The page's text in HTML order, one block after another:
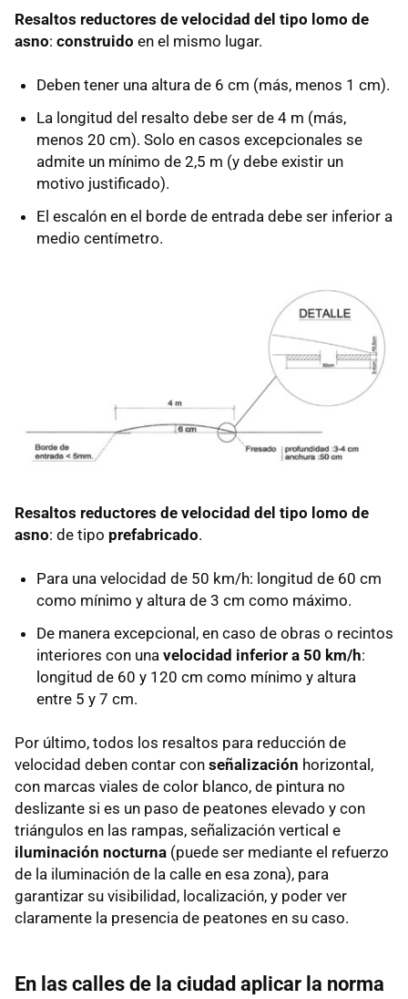
Resaltos reductores de velocidad del tipo lomo de
asno: construido en el mismo lugar.
Deben tener una altura de 6 cm (más, menos 1 cm).
La longitud del resalto debe ser de 4 m (más,
menos 20 cm). Solo en casos excepcionales se
admite un mínimo de 2,5 m (y debe existir un
motivo justificado).
El escalón en el borde de entrada debe ser inferior a
medio centímetro.
Resaltos reductores de velocidad del tipo lomo de
asno: de tipo prefabricado.
Para una velocidad de 50 km/h: longitud de 60 cm
como mínimo y altura de 3 cm como máximo.
De manera excepcional, en caso de obras o recintos
interiores con una velocidad inferior a 50 km/h:
longitud de 60 y 120 cm como mínimo y altura
entre 5 y 7 cm.
Por último, todos los resaltos para reducción de
velocidad deben contar con señalización horizontal,
con marcas viales de color blanco, de pintura no
deslizante si es un paso de peatones elevado y con
triángulos en las rampas, señalización vertical e
iluminación nocturna (puede ser mediante el refuerzo
de la iluminación de la calle en esa zona), para
garantizar su visibilidad, localización, y poder ver
claramente la presencia de peatones en su caso.
En las calles de la ciudad aplicar la norma